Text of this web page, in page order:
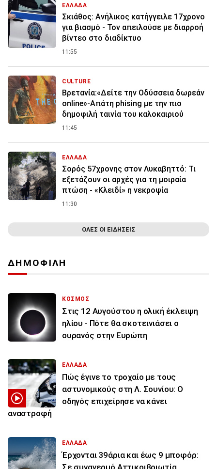
ΕΛΛΑΔΑ
Σκιάθος: Ανήλικος κατήγγειλε 17χρονο
για βιασμό - Τον απειλούσε με διαρροή
βίντεο στο διαδίκτυο
11:55
CULTURE
Βρετανία:«Δείτε την Οδύσσεια δωρεάν
online»-Απάτη phising με την πιο
δημοφιλή ταινία του καλοκαιριού
11:45
ΕΛΛΑΔΑ
Σορός 57χρονης στον Λυκαβηττό: Τι
εξετάζουν οι αρχές για τη μοιραία
πτώση - «Κλειδί» η νεκροψία
11:30
ΟΛΕΣ ΟΙ ΕΙΔΗΣΕΙΣ
ΔΗΜΟΦΙΛΗ
ΚΟΣΜΟΣ
Στις 12 Αυγούστου η ολική έκλειψη
ηλίου - Πότε θα σκοτεινιάσει ο
ουρανός στην Ευρώπη
ΕΛΛΑΔΑ
Πώς έγινε το τροχαίο με τους
αστυνομικούς στη Λ. Σουνίου: Ο
οδηγός επιχείρησε να κάνει
αναστροφή
ΕΛΛΑΔΑ
Έρχονται 39άρια και έως 9 μποφόρ: